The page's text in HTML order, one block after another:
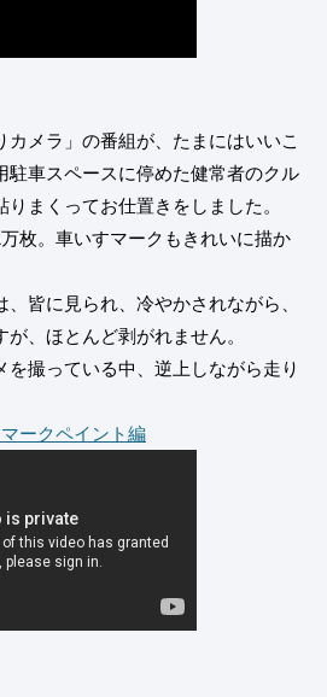
メラ」の番組が、たまにはいいこ
駐車スペースに停めた健常者のクル
まくってお仕置きをしました。
枚。車いすマークもきれいに描か
皆に見られ、冷やかされながら、
、ほとんど剥がれません。
を撮っている中、逆上しながら走り
ークペイント編